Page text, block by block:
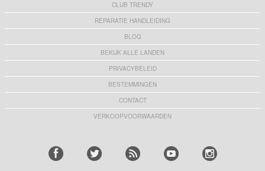
CLUB TRENDY
REPARATIE HANDLEIDING
BLOG
BEKIJK ALLE LANDEN
PRIVACYBELEID
BESTEMMINGEN
CONTACT
VERKOOPVOORWAARDEN